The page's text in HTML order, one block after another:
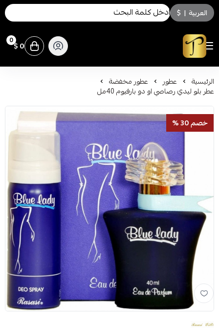
العربية |
$
توسكاني للعطور
0 0 $
الرئيسية عطور عطور مخفضة
عطر بلو ليدي رصاصي او دو بارفيوم 40مل
خصم 30 %